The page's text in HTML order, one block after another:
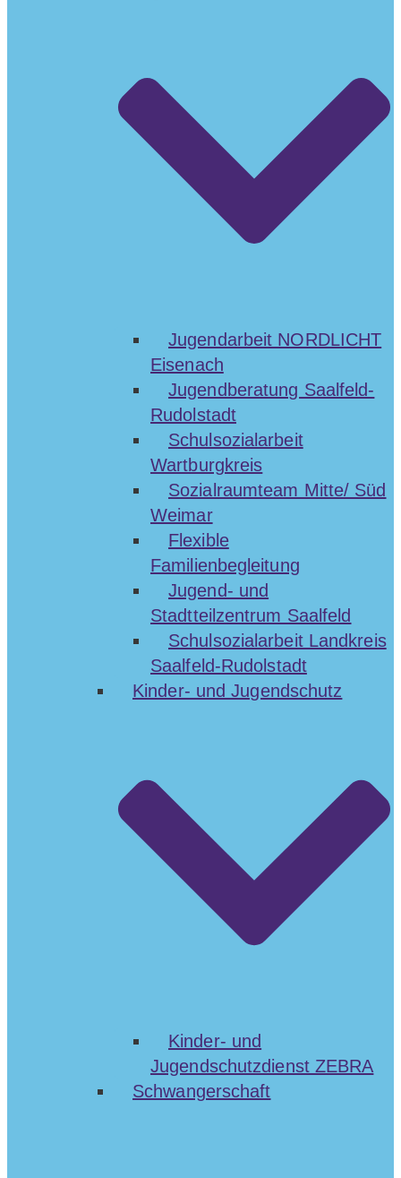
Jugendarbeit NORDLICHT
Eisenach
Jugendberatung Saalfeld-
Rudolstadt
Schulsozialarbeit
Wartburgkreis
Sozialraumteam Mitte/ Süd
Weimar
Flexible
Familienbegleitung
Jugend- und
Stadtteilzentrum Saalfeld
Schulsozialarbeit Landkreis
Saalfeld-Rudolstadt
Kinder- und Jugendschutz
Kinder- und
Jugendschutzdienst ZEBRA
Schwangerschaft